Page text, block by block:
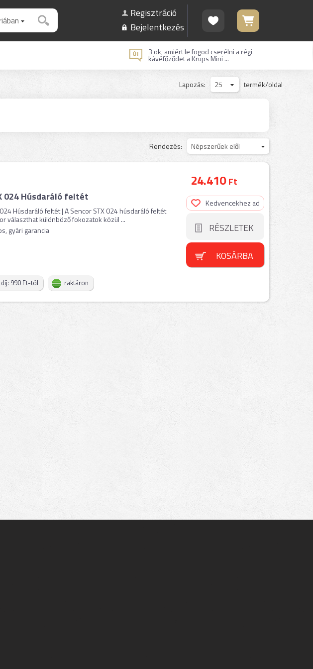
Regisztráció
Bejelentkezés
3 ok, amiért le fogod cserélni a régi
kávéfőződet a Krups Mini ...
termék/oldal
25
Lapozás:
Népszerűek elől
Rendezés:
024 Húsdaráló feltét
Húsdaráló feltét | A Sencor STX 024 húsdaráló feltét
választhat különböző fokozatok közül ...
gyári garancia
990 Ft-tól raktáron
24.410Ft
Kedvencekhez ad
RÉSZLETEK
KOSÁRBA